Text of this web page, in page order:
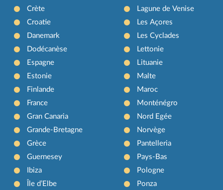
Crète
Croatie
Danemark
Dodécanèse
Espagne
Estonie
Finlande
France
Gran Canaria
Grande-Bretagne
Grèce
Guernesey
Ibiza
Île d’Elbe
Lagune de Venise
Les Açores
Les Cyclades
Lettonie
Lituanie
Malte
Maroc
Monténégro
Nord Egée
Norvège
Pantelleria
Pays-Bas
Pologne
Ponza